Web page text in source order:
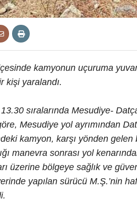
kamyonun uçuruma
kişi yaralandı.
sıralarında Mesudiye-
Mesudiye yol ayrımından
kamyon, karşı yönden gelen
manevra sonrası yol
üzerine bölgeye sağlık ve
yapılan sürücü M.Ş.’nin